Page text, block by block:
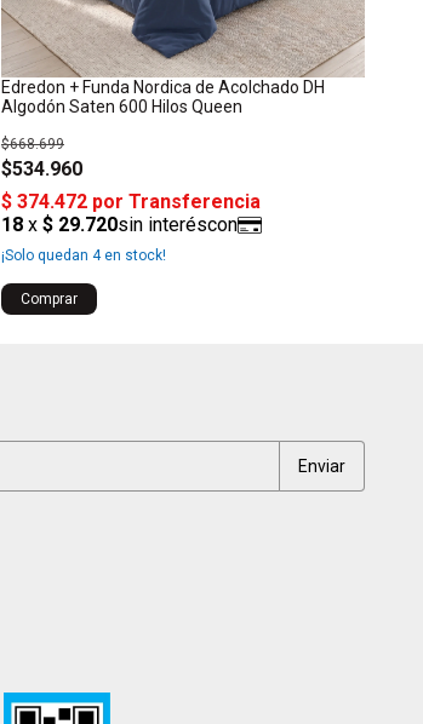
Edredon + Funda Nordica de Acolchado DH
Algodón Saten 600 Hilos Queen
$534.960
$668.699
¡Solo quedan 4en stock!
Comprar